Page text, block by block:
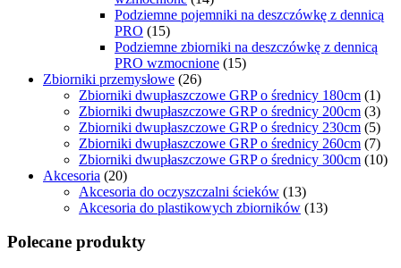
Podziemne pojemniki na deszczówkę z dennicą
PRO (15)
Podziemne zbiorniki na deszczówkę z dennicą
PRO wzmocnione (15)
Zbiorniki przemysłowe (26)
Zbiorniki dwupłaszczowe GRP o średnicy 180cm (1)
Zbiorniki dwupłaszczowe GRP o średnicy 200cm (3)
Zbiorniki dwupłaszczowe GRP o średnicy 230cm (5)
Zbiorniki dwupłaszczowe GRP o średnicy 260cm (7)
Zbiorniki dwupłaszczowe GRP o średnicy 300cm (10)
Akcesoria (20)
Akcesoria do oczyszczalni ścieków (13)
Akcesoria do plastikowych zbiorników (13)
Polecane produkty